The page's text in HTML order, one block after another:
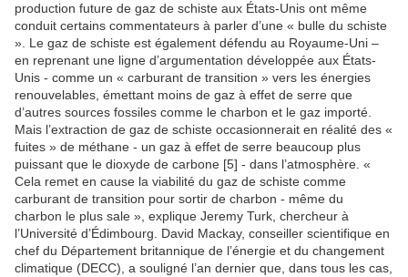
production future de gaz de schiste aux États-Unis ont même
conduit certains commentateurs à parler d’une « bulle du schiste
». Le gaz de schiste est également défendu au Royaume-Uni –
en reprenant une ligne d’argumentation développée aux États-
Unis - comme un « carburant de transition » vers les énergies
renouvelables, émettant moins de gaz à effet de serre que
d’autres sources fossiles comme le charbon et le gaz importé.
Mais l’extraction de gaz de schiste occasionnerait en réalité des «
fuites » de méthane - un gaz à effet de serre beaucoup plus
puissant que le dioxyde de carbone [5] - dans l’atmosphère. «
Cela remet en cause la viabilité du gaz de schiste comme
carburant de transition pour sortir de charbon - même du
charbon le plus sale », explique Jeremy Turk, chercheur à
l’Université d’Édimbourg. David Mackay, conseiller scientifique en
chef du Département britannique de l’énergie et du changement
climatique (DECC), a souligné l’an dernier que, dans tous les cas,